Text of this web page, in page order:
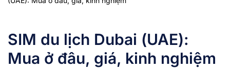
SIM du lịch Dubai (UAE):
Mua ở đâu, giá, kinh nghiệm